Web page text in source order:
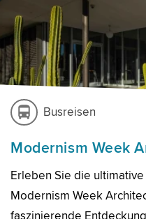
Busreisen
Modernism Week
Erleben Sie die
Modernism Week
faszinierende